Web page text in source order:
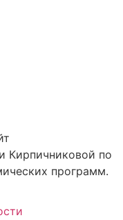
Кирпичниковой по
программ.